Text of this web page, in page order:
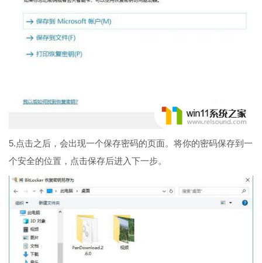
5.点击之后，会出现一个保存密码的页面。将你的密码保存到一
个安全的位置，点击保存后进入下一步。